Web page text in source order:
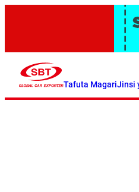
Tafuta MagariJinsi